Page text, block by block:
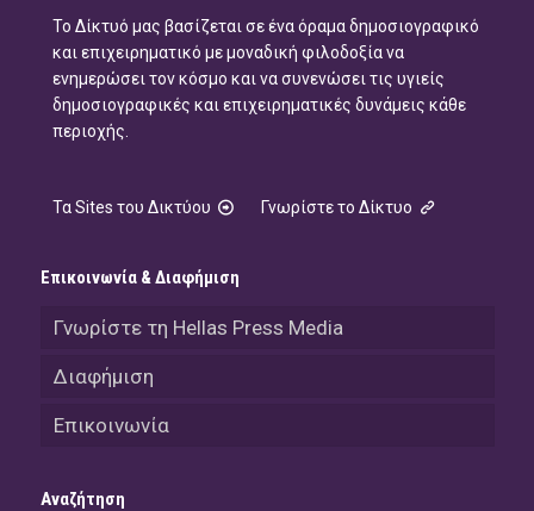
Το Δίκτυό μας βασίζεται σε ένα όραμα δημοσιογραφικό
και επιχειρηματικό με μοναδική φιλοδοξία να
ενημερώσει τον κόσμο και να συνενώσει τις υγιείς
δημοσιογραφικές και επιχειρηματικές δυνάμεις κάθε
περιοχής.
Τα Sites του Δικτύου Γνωρίστε το Δίκτυο
Επικοινωνία & Διαφήμιση
Γνωρίστε τη Hellas Press Media
Διαφήμιση
Επικοινωνία
Αναζήτηση